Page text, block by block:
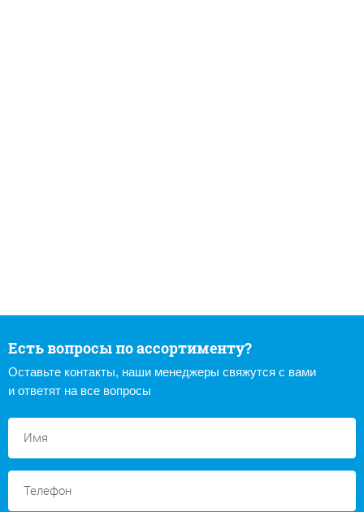
Есть вопросы по ассортименту?
Оставьте контакты, наши менеджеры свяжутся с вами
и ответят на все вопросы